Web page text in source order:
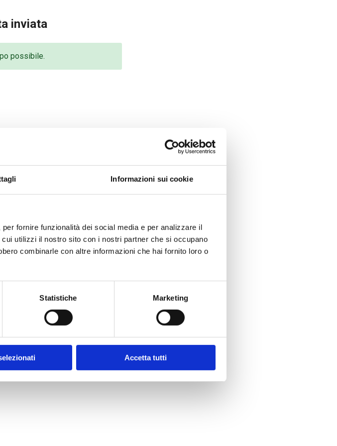
Informazioni sui cookie
fornire funzionalità dei social media e per analizzare il
utilizzi il nostro sito con i nostri partner che si occupano
combinarle con altre informazioni che hai fornito loro o
Statistiche Marketing
Accetta tutti
inviata
possibile.